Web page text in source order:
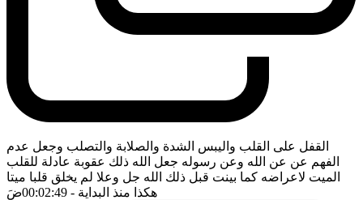
القفل على القلب واليبس الشدة والصلابة والتصلب وجعل عدم
الفهم عن عن الله وعن رسوله جعل الله ذلك عقوبة عادلة للقلب
الميت لاعراضه كما بينت قبل ذلك الله جل وعلا لم يخلق قلبا ميتا
هكذا منذ البداية - 00:02:49 ضَ